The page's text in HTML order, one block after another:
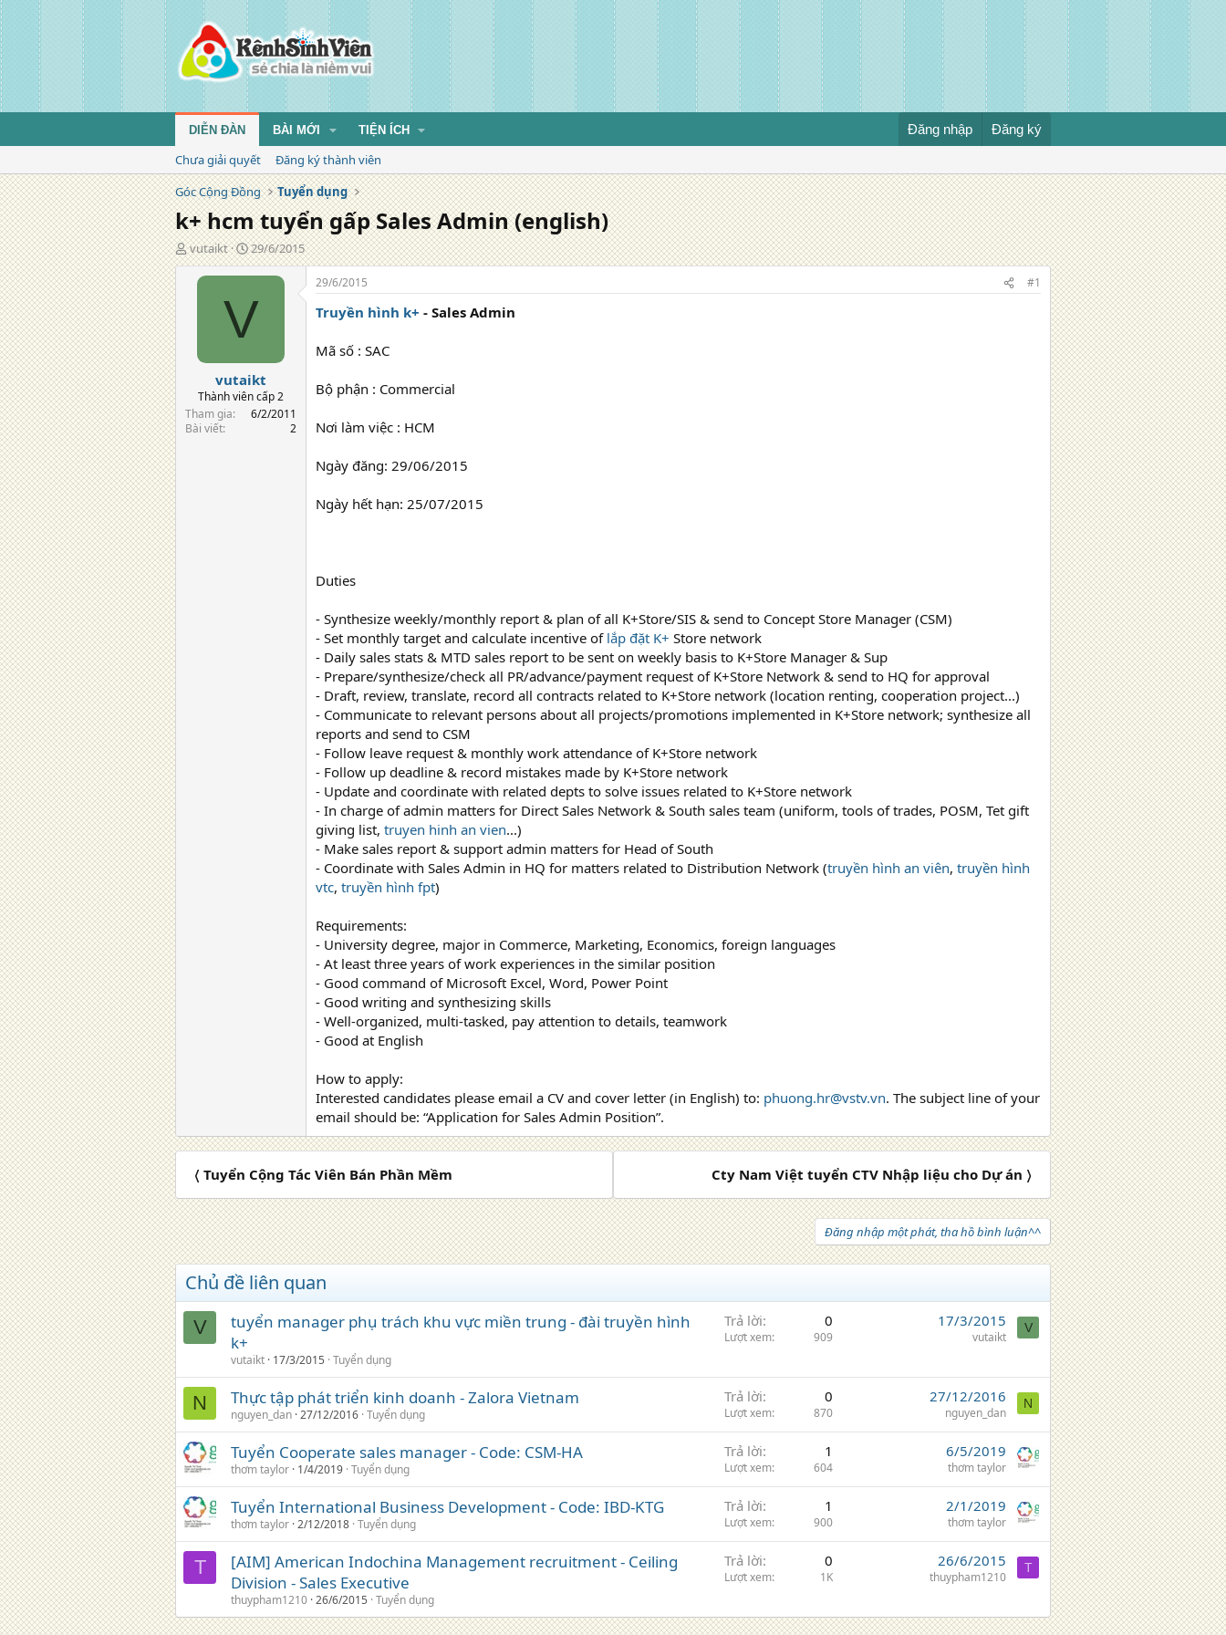
DIỄN ĐÀN BÀI MỚI TIỆN ÍCH Đăng nhập Đăng ký
Chưa giải quyết
Đăng ký thành viên
Góc Cộng Đồng
Tuyển dụng
k+ hcm tuyển gấp Sales Admin (english)
T
á
vutaikt
N
g
à
đ
g
29/6/2015
V
vutaikt
Thành viên cấp 2
Tham gia
6/2/2011
Bài viết
2
29/6/2015 #1
Truyền hình k+ - Sales Admin
Mã số : SAC
Bộ phận : Commercial
Nơi làm việc : HCM
Ngày đăng: 29/06/2015
Ngày hết hạn: 25/07/2015
Duties
- Synthesize weekly/monthly report & plan of all K+Store/SIS & send to Concept Store Manager (CSM)
- Set monthly target and calculate incentive of lắp đặt K+ Store network
- Daily sales stats & MTD sales report to be sent on weekly basis to K+Store Manager & Sup
- Prepare/synthesize/check all PR/advance/payment request of K+Store Network & send to HQ for approval
- Draft, review, translate, record all contracts related to K+Store network (location renting, cooperation project...)
- Communicate to relevant persons about all projects/promotions implemented in K+Store network; synthesize all
reports and send to CSM
- Follow leave request & monthly work attendance of K+Store network
- Follow up deadline & record mistakes made by K+Store network
- Update and coordinate with related depts to solve issues related to K+Store network
- In charge of admin matters for Direct Sales Network & South sales team (uniform, tools of trades, POSM, Tet gift
giving list, truyen hinh an vien...)
- Make sales report & support admin matters for Head of South
- Coordinate with Sales Admin in HQ for matters related to Distribution Network (truyền hình an viên, truyền hình
vtc, truyền hình fpt)
Requirements:
- University degree, major in Commerce, Marketing, Economics, foreign languages
- At least three years of work experiences in the similar position
- Good command of Microsoft Excel, Word, Power Point
- Good writing and synthesizing skills
- Well-organized, multi-tasked, pay attention to details, teamwork
- Good at English
How to apply:
Interested candidates please email a CV and cover letter (in English) to: phuong.hr@vstv.vn. The subject line of your
email should be: “Application for Sales Admin Position”.
〈 Tuyển Cộng Tác Viên Bán Phần Mềm Cty Nam Việt tuyển CTV Nhập liệu cho Dự án 〉
Đăng nhập một phát, tha hồ bình luận^^
Chủ đề liên quan
V
tuyển manager phụ trách khu vực miền trung - đài truyền hình
k+
vutaikt 17/3/2015 Tuyển dụng
Trả lời 0
Lượt xem 909
17/3/2015
vutaikt
V
N Thực tập phát triển kinh doanh - Zalora Vietnam
nguyen_dan 27/12/2016 Tuyển dụng
Trả lời 0
Lượt xem 870
27/12/2016
nguyen_dan
N
Tuyển Cooperate sales manager - Code: CSM-HA
thơm taylor 1/4/2019 Tuyển dụng
Trả lời 1
Lượt xem 604
6/5/2019
thơm taylor
Tuyển International Business Development - Code: IBD-KTG
thơm taylor 2/12/2018 Tuyển dụng
Trả lời 1
Lượt xem 900
2/1/2019
thơm taylor
T
[AIM] American Indochina Management recruitment - Ceiling
Division - Sales Executive
thuypham1210 26/6/2015 Tuyển dụng
Trả lời 0
Lượt xem 1K
26/6/2015
thuypham1210
T